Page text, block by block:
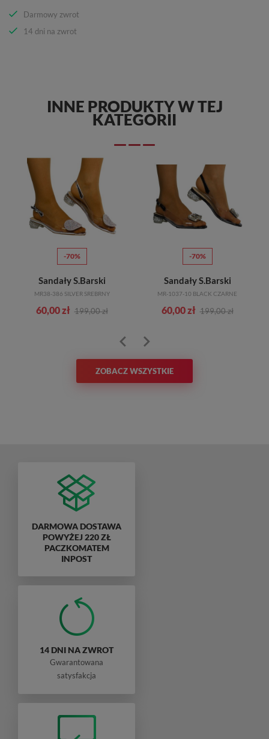
Darmowy zwrot
14 dni na zwrot
INNE PRODUKTY W TEJ
KATEGORII
-70%
Sandały S.Barski
MR38-386 SILVER SREBRNY
60,00 zł 199,00 zł
-70%
Sandały S.Barski
MR-1037-10 BLACK CZARNE
60,00 zł 199,00 zł
ZOBACZ WSZYSTKIE
DARMOWA DOSTAWA
POWYŻEJ 220 ZŁ
PACZKOMATEM
INPOST
14 DNI NA ZWROT
Gwarantowana
satysfakcja